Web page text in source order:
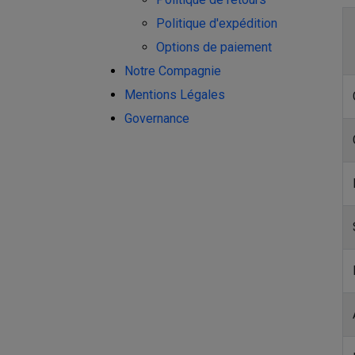
Politique d'expédition
Options de paiement
Notre Compagnie
Mentions Légales
Governance